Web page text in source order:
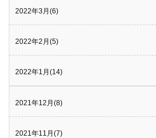
2022年3月(6)
2022年2月(5)
2022年1月(14)
2021年12月(8)
2021年11月(7)